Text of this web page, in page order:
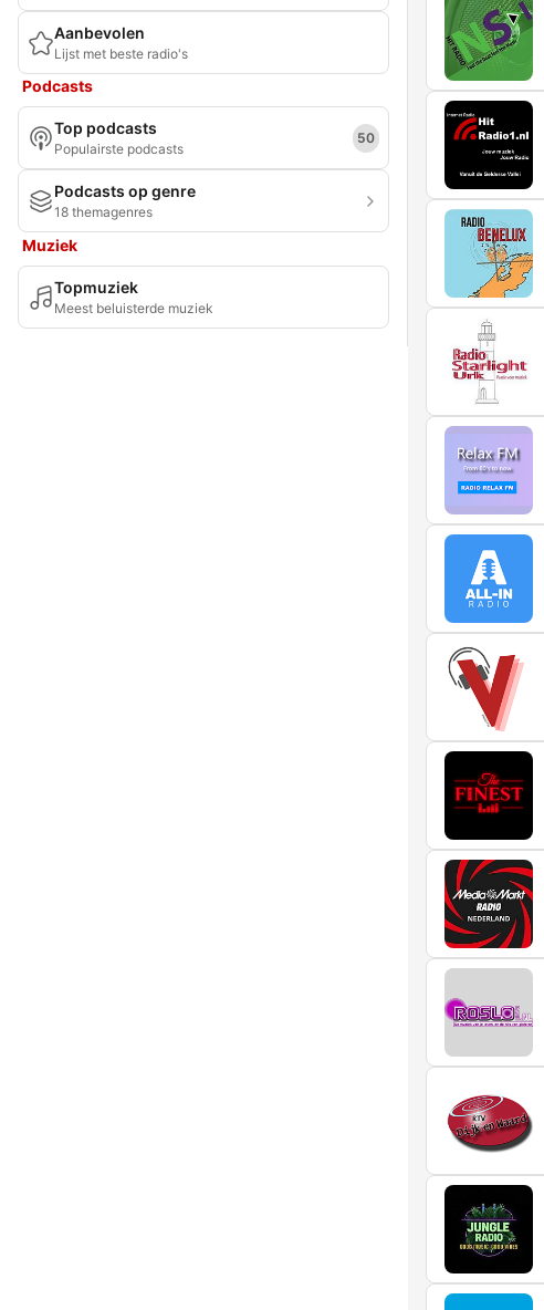
Aanbevolen
Lijst met beste radio's
Podcasts
Top podcasts
Populairste podcasts
50
Podcasts op genre
18 themagenres
Muziek
Topmuziek
Meest beluisterde muziek